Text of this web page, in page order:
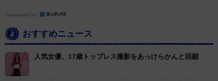
Sponsored by
おすすめニュース
人気女優、17歳トップレス撮影をあっけらかんと回顧